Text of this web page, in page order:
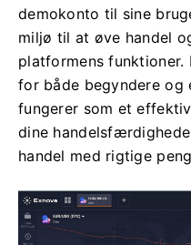
demokonto til sine
miljø til at øve handel
platformens funktioner.
for både begyndere og
fungerer som et
dine
handel med rigtige